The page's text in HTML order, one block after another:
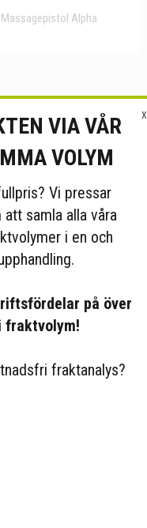
Massagepistol Alpha
X
VIA VÅR
VOLYM
Vi pressar
samla alla våra
i en och
på över
fraktvolym!
fraktanalys?